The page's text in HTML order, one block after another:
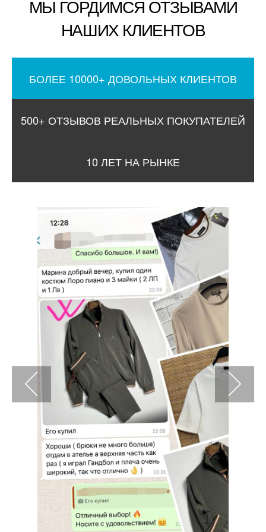
МЫ ГОРДИМСЯ ОТЗЫВАМИ
НАШИХ КЛИЕНТОВ
БОЛЕЕ 10000+ ДОВОЛЬНЫХ КЛИЕНТОВ
500+ ОТЗЫВОВ РЕАЛЬНЫХ ПОКУПАТЕЛЕЙ
10 ЛЕТ НА РЫНКЕ